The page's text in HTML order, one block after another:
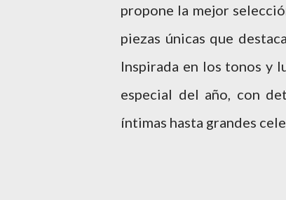
propone la mejor
piezas únicas que
Inspirada en los tonos y
especial del año, con
íntimas hasta grandes